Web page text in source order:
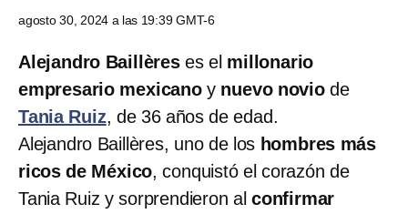
agosto 30, 2024 a las 19:39 GMT-6
Alejandro Baillèreses el millonario
empresario mexicanoy nuevo noviode
Tania Ruiz, de 36 años de edad.
Alejandro Baillères, uno de los hombres más
ricos de México, conquistó el corazón de
Tania Ruiz y sorprendieron alconfirmar